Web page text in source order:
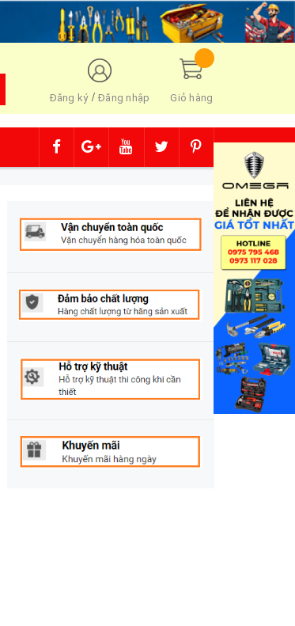
Đăng ký/Đăng nhập Giỏ hàng